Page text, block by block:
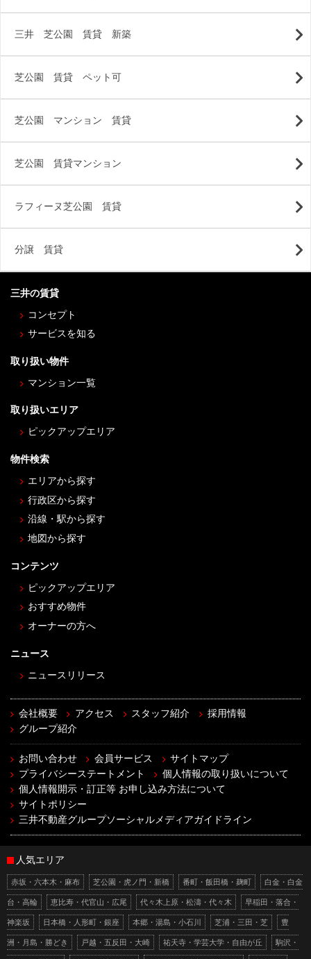
三井 芝公園 賃貸 新築
芝公園 賃貸 ペット可
芝公園 マンション 賃貸
芝公園 賃貸マンション
ラフィーヌ芝公園 賃貸
分譲 賃貸
三井の賃貸
コンセプト
サービスを知る
取り扱い物件
マンション一覧
取り扱いエリア
ピックアップエリア
物件検索
エリアから探す
行政区から探す
沿線・駅から探す
地図から探す
コンテンツ
ピックアップエリア
おすすめ物件
オーナーの方へ
ニュース
ニュースリリース
会社概要 アクセス スタッフ紹介
採用情報
グループ紹介
お問い合わせ 会員サービス
サイトマップ
プライバシーステートメント
個人情報の取り扱いについて
個人情報開示・訂正等 お申し込み方法について
サイトポリシー
三井不動産グループソーシャルメディアガイドライン
人気エリア
赤坂・六本木・麻布 芝公園・虎ノ門・新橋 番町・飯田橋・麹町 白金・白金
台・高輪 恵比寿・代官山・広尾 代々木上原・松濤・代々木 早稲田・落合・
神楽坂 日本橋・人形町・銀座 本郷・湯島・小石川 芝浦・三田・芝 豊
洲・月島・勝どき 戸越・五反田・大崎 祐天寺・学芸大学・自由が丘 駒沢・